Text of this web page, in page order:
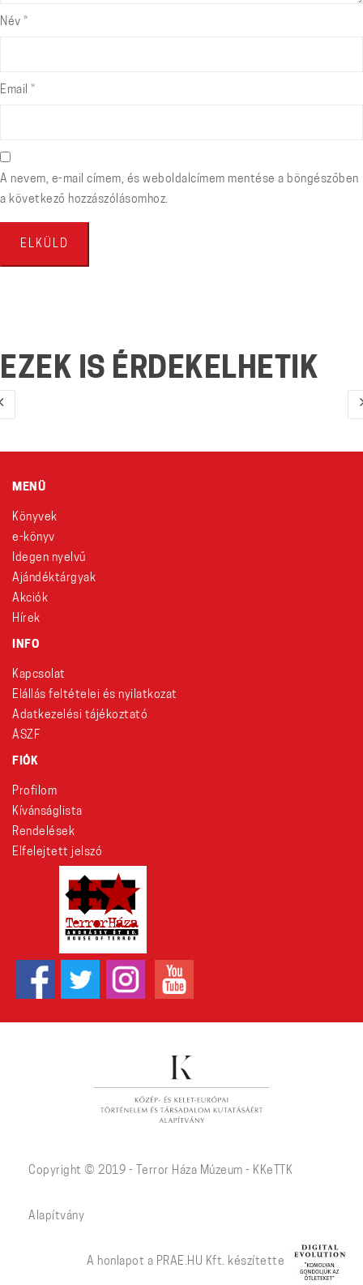
Név *
Email *
A nevem, e-mail címem, és weboldalcímem mentése a böngészőben
a következő hozzászólásomhoz.
EZEK IS ÉRDEKELHETIK
MENÜ
Könyvek
e-könyv
Idegen nyelvű
Ajándéktárgyak
Akciók
Hírek
INFO
Kapcsolat
Elállás feltételei és nyilatkozat
Adatkezelési tájékoztató
ÁSZF
FIÓK
Profilom
Kívánságlista
Rendelések
Elfelejtett jelszó
Copyright © 2019 - Terror Háza Múzeum - KKeTTK
Alapítvány
A honlapot a PRAE.HU Kft. készítette